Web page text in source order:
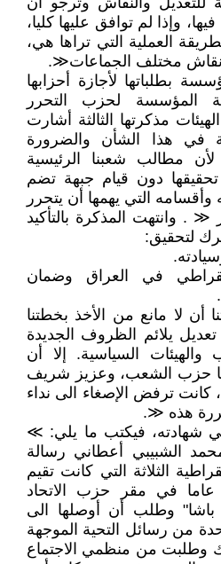
وإذا لم توافق عليها كليا،
العملية التي تراها هي،
مختلف الجماعات≪.
بطلباتها لأجازة أحزابها
المؤسسة لحزب التحرر
مذكرتها الثالثة أشارت
في هذا الشأن والضرورة
مطالب شعبنا الرئيسية
دون قيام جبهة تضم
التي يهمها أن يتحرر
≪ . وانتهت المذكرة بالتأكيد
لتحقيق:
في العراق وضمان
أن لا مانع من الأخذ بخطتنا
يلائم الظروف الجديدة
والهيئات السياسية. إلا أن
حزب الشعب، وعزيز شريف
كانت ترفض الإصغاء الى نداء
هذه ≪.
شهادته، فيكتب ما يلي: ≫
الشبيبي أعطاني رسالة
الثلاثة التي كانت تقيم
عاما في مقر حزب الاتحاد
وطلب أن أوصلها الى
من رسائل التحية الموجهة
وطلبت من منظمي الاجتماع